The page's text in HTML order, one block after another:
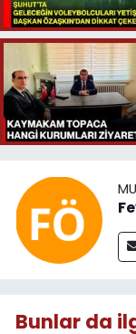
Bunlar da